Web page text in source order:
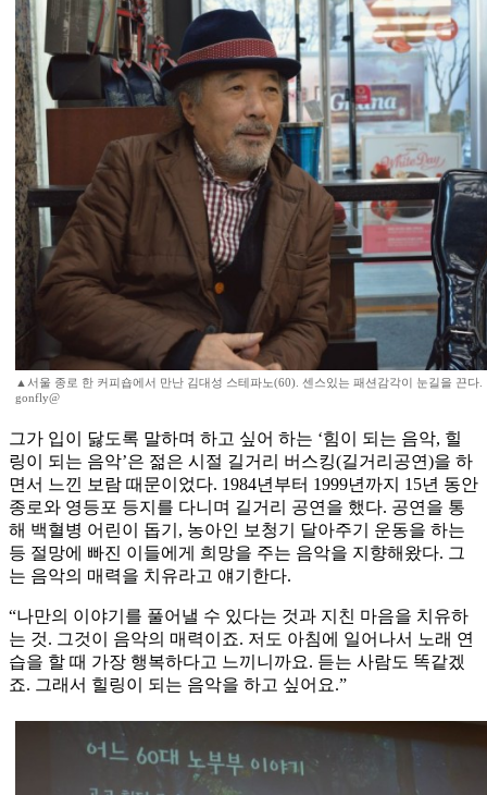
▲서울 종로 한 커피숍에서 만난 김대성 스테파노(60). 센스있는 패션감각이 눈길을 끈다.
gonfly@
그가 입이 닳도록 말하며 하고 싶어 하는 ‘힘이 되는 음악, 힐
링이 되는 음악’은 젊은 시절 길거리 버스킹(길거리공연)을 하
면서 느낀 보람 때문이었다. 1984년부터 1999년까지 15년 동안
종로와 영등포 등지를 다니며 길거리 공연을 했다. 공연을 통
해 백혈병 어린이 돕기, 농아인 보청기 달아주기 운동을 하는
등 절망에 빠진 이들에게 희망을 주는 음악을 지향해왔다. 그
는 음악의 매력을 치유라고 얘기한다.
“나만의 이야기를 풀어낼 수 있다는 것과 지친 마음을 치유하
는 것. 그것이 음악의 매력이죠. 저도 아침에 일어나서 노래 연
습을 할 때 가장 행복하다고 느끼니까요. 듣는 사람도 똑같겠
죠. 그래서 힐링이 되는 음악을 하고 싶어요.”